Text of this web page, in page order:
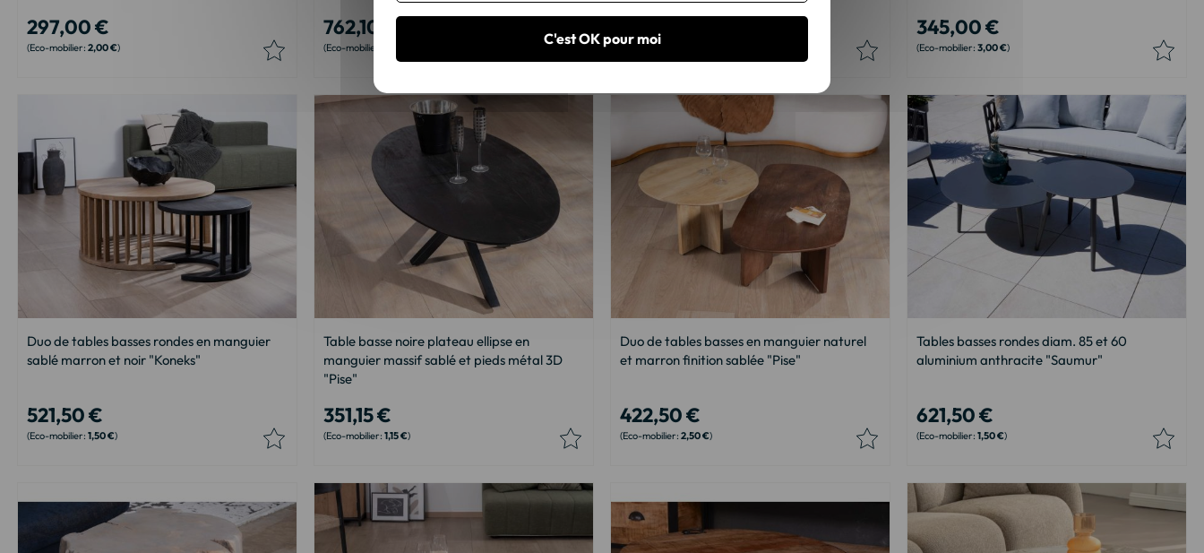
297,00 €
2,00 €
762,10 € 499,00 € 345,00 €
3,00 €
Duo de tables basses rondes en manguier
sablé marron et noir "Koneks"
521,50 €
1,50 €
Table basse noire plateau ellipse en
manguier massif sablé et pieds métal 3D
"Pise"
351,15 €
1,15 €
Duo de tables basses en manguier naturel
et marron finition sablée "Pise"
422,50 €
2,50 €
Tables basses rondes diam. 85 et 60
aluminium anthracite "Saumur"
621,50 €
1,50 €
C'est OK pour moi